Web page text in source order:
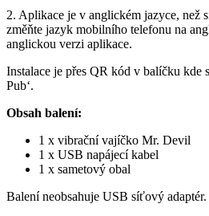
2. Aplikace je v anglickém jazyce, než
změňte jazyk mobilního telefonu na
anglickou verzi aplikace.
Instalace je přes QR kód v balíčku kde
Pub‘.
Obsah balení:
1 x vibrační vajíčko Mr. Devil
1 x USB napájecí kabel
1 x sametový obal
Balení neobsahuje USB síťový adaptér.